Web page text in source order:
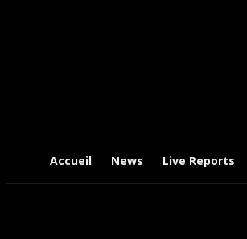
Accueil News Live Reports